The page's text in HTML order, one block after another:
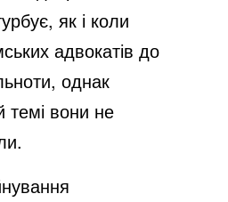
як і коли
адвокатів до
однак
темі вони не